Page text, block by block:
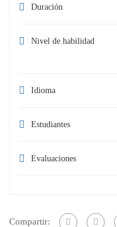
Duración
Nivel de habilidad
Idioma
Estudiantes
Evaluaciones
Compartir: